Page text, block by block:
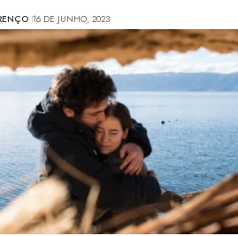
16 DE JUNHO, 2023